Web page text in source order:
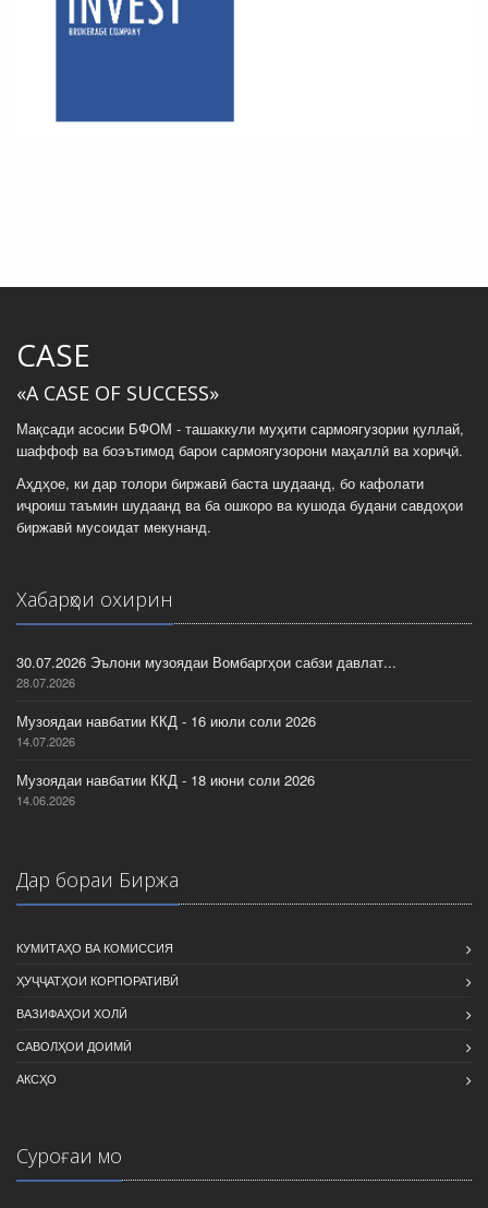
CASE
«A CASE OF SUCCESS»
Мақсади асосии БФОМ - ташаккули муҳити сармоягузории қуллай,
шаффоф ва боэътимод барои сармоягузорони маҳаллӣ ва хориҷӣ.
Аҳдҳое, ки дар толори биржавӣ баста шудаанд, бо кафолати
иҷроиш таъмин шудаанд ва ба ошкоро ва кушода будани савдоҳои
биржавӣ мусоидат мекунанд.
Хабарҳои охирин
30.07.2026 Эълони музоядаи Вомбаргҳои сабзи давлат...
28.07.2026
Музоядаи навбатии ККД - 16 июли соли 2026
14.07.2026
Музоядаи навбатии ККД - 18 июни соли 2026
14.06.2026
Дар бораи Биржа
КУМИТАҲО ВА КОМИССИЯ
ҲУҶҶАТҲОИ КОРПОРАТИВӢ
ВАЗИФАҲОИ ХОЛӢ
САВОЛҲОИ ДОИМӢ
АКСҲО
Суроғаи мо